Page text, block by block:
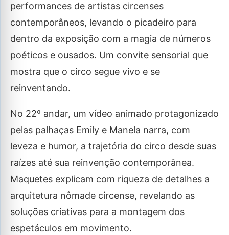
performances de artistas circenses
contemporâneos, levando o picadeiro para
dentro da exposição com a magia de números
poéticos e ousados. Um convite sensorial que
mostra que o circo segue vivo e se
reinventando.
No 22º andar, um vídeo animado protagonizado
pelas palhaças Emily e Manela narra, com
leveza e humor, a trajetória do circo desde suas
raízes até sua reinvenção contemporânea.
Maquetes explicam com riqueza de detalhes a
arquitetura nômade circense, revelando as
soluções criativas para a montagem dos
espetáculos em movimento.